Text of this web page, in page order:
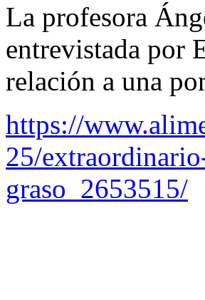
La profesora
entrevistada por
relación a una
https://
25/
graso_2653515/